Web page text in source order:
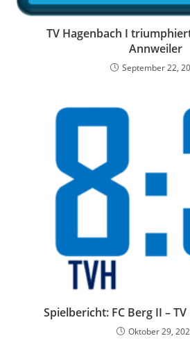
TV Hagenbach I
Annweiler
September 22,
Spielbericht: FC Berg II –
Oktober 29,